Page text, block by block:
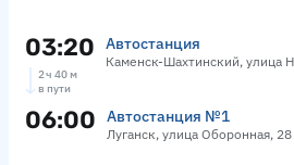
03:20 Автостанция
Каменск-Шахтинский, улица
2 ч 40 м
в пути
06:00 Автостанция №1
Луганск, улица Оборонная, 28